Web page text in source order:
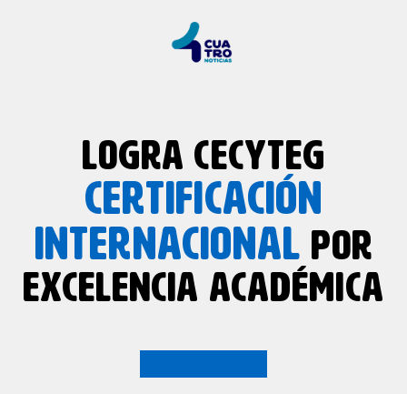
LOGRA CECYTEG
CERTIFICACIÓN
INTERNACIONAL POR
EXCELENCIA ACADÉMICA